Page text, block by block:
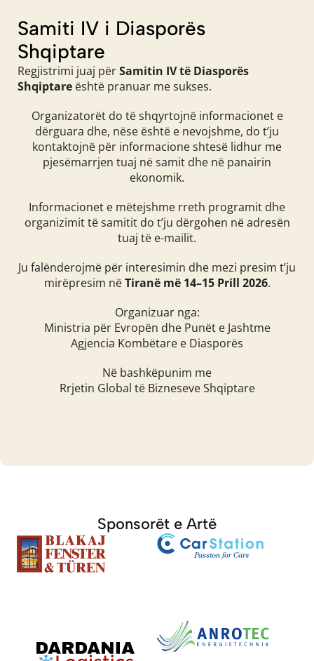
Samiti IV i Diasporës
Shqiptare
Regjistrimi juaj përSamitin IV të Diasporës
Shqiptare është pranuar me sukses.
Organizatorët do të shqyrtojnë informacionet e
dërguara dhe, nëse është e nevojshme, do t’ju
kontaktojnë për informacione shtesë lidhur me
pjesëmarrjen tuaj në samit dhe në panairin
ekonomik.
Informacionet e mëtejshme rreth programit dhe
organizimit të samitit do t’ju dërgohen në adresën
tuaj të e-mailit.
Ju falënderojmë për interesimin dhe mezi presim t’ju
mirëpresim nëTiranë më 14–15 Prill 2026.
Organizuar nga:
Ministria për Evropën dhe Punët e Jashtme
Agjencia Kombëtare e Diasporës
Në bashkëpunim me
Rrjetin Global të Bizneseve Shqiptare
Sponsorët e Artë